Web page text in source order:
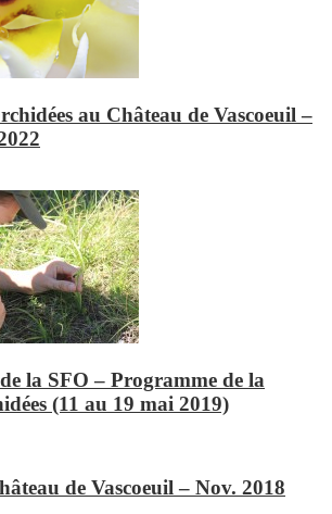
au Château de Vascoeuil –
la SFO – Programme de la
(11 au 19 mai 2019)
de Vascoeuil – Nov. 2018